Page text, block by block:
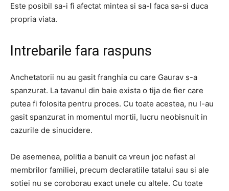
Este posibil sa-i fi afectat mintea si sa-l faca sa-si duca
propria viata.
Intrebarile fara raspuns
Anchetatorii nu au gasit franghia cu care Gaurav s-a
spanzurat. La tavanul din baie exista o tija de fier care
putea fi folosita pentru proces. Cu toate acestea, nu l-au
gasit spanzurat in momentul mortii, lucru neobisnuit in
cazurile de sinucidere.
De asemenea, politia a banuit ca vreun joc nefast al
membrilor familiei, precum declaratiile tatalui sau si ale
sotiei nu se coroborau exact unele cu altele. Cu toate